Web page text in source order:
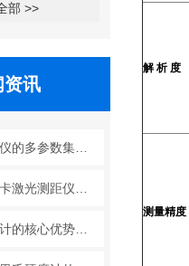
部 >>
资讯
进口水质分析仪的多参数集成检测技术与系统维护策略
进口里氏硬度计的核心优势：精度、耐用性与多功能性
解 析 度
测量精度